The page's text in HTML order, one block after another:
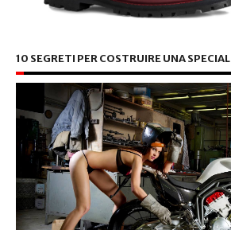
10 SEGRETI PER COSTRUIRE UNA SPECIAL